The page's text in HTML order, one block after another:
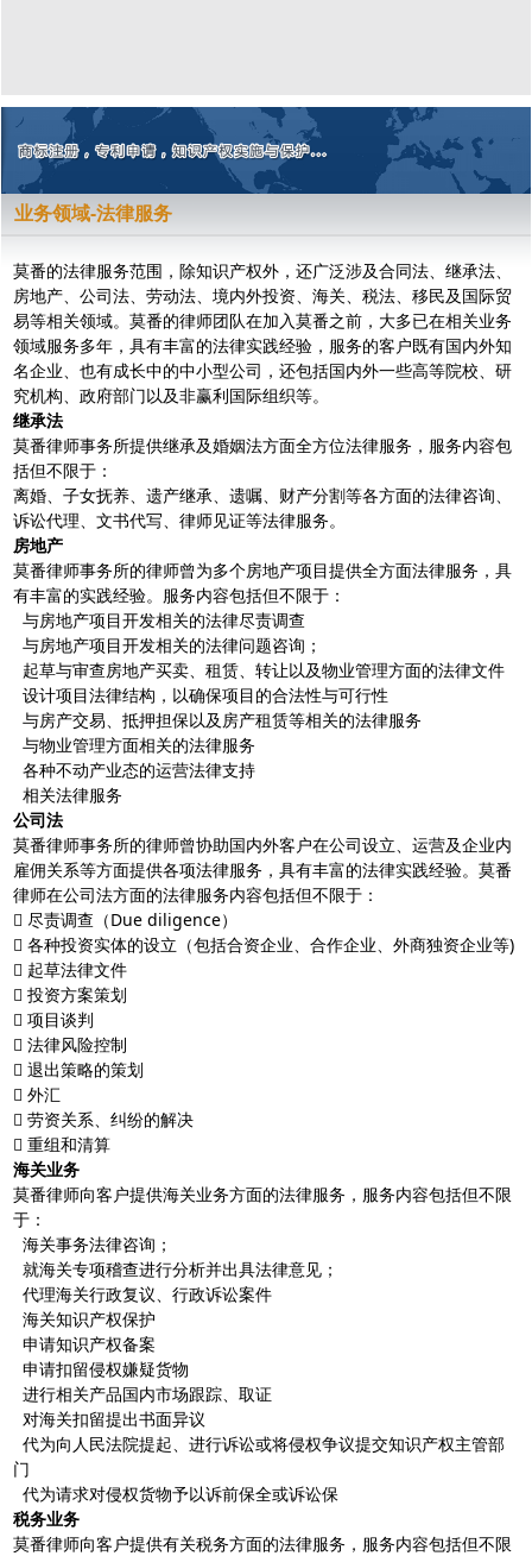
业务领域-法律服务
莫番的法律服务范围，除知识产权外，还广泛涉及合同法、继承法、
房地产、公司法、劳动法、境内外投资、海关、税法、移民及国际贸
易等相关领域。莫番的律师团队在加入莫番之前，大多已在相关业务
领域服务多年，具有丰富的法律实践经验，服务的客户既有国内外知
名企业、也有成长中的中小型公司，还包括国内外一些高等院校、研
究机构、政府部门以及非赢利国际组织等。
继承法
莫番律师事务所提供继承及婚姻法方面全方位法律服务，服务内容包
括但不限于：
离婚、子女抚养、遗产继承、遗嘱、财产分割等各方面的法律咨询、
诉讼代理、文书代写、律师见证等法律服务。
房地产
莫番律师事务所的律师曾为多个房地产项目提供全方面法律服务，具
有丰富的实践经验。服务内容包括但不限于：
与房地产项目开发相关的法律尽责调查
与房地产项目开发相关的法律问题咨询；
起草与审查房地产买卖、租赁、转让以及物业管理方面的法律文件
设计项目法律结构，以确保项目的合法性与可行性
与房产交易、抵押担保以及房产租赁等相关的法律服务
与物业管理方面相关的法律服务
各种不动产业态的运营法律支持
相关法律服务
公司法
莫番律师事务所的律师曾协助国内外客户在公司设立、运营及企业内
雇佣关系等方面提供各项法律服务，具有丰富的法律实践经验。莫番
律师在公司法方面的法律服务内容包括但不限于：
 尽责调查（Due diligence）
 各种投资实体的设立（包括合资企业、合作企业、外商独资企业等)
 起草法律文件
 投资方案策划
 项目谈判
 法律风险控制
 退出策略的策划
 外汇
 劳资关系、纠纷的解决
 重组和清算
海关业务
莫番律师向客户提供海关业务方面的法律服务，服务内容包括但不限
于：
海关事务法律咨询；
就海关专项稽查进行分析并出具法律意见；
代理海关行政复议、行政诉讼案件
海关知识产权保护
申请知识产权备案
申请扣留侵权嫌疑货物
进行相关产品国内市场跟踪、取证
对海关扣留提出书面异议
代为向人民法院提起、进行诉讼或将侵权争议提交知识产权主管部
门
代为请求对侵权货物予以诉前保全或诉讼保
税务业务
莫番律师向客户提供有关税务方面的法律服务，服务内容包括但不限